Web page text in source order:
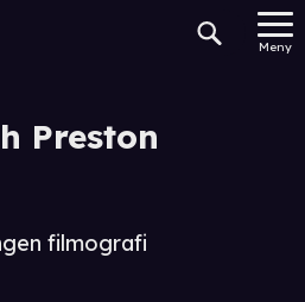
Meny
Preston
filmografi